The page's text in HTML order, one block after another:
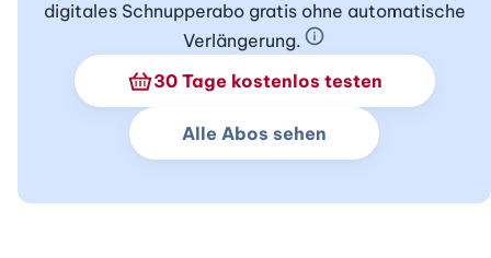
digitales Schnupperabo gratis ohne automatische
Verlängerung.
Schnupperabo Info
30 Tage kostenlos testen
Alle Abos sehen